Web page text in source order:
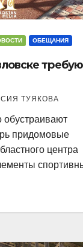
ОБЕЩАНИЯ
ТУЯКОВА
обустраивают
придомовые
центра